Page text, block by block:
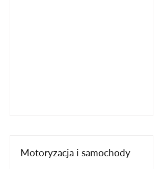
Motoryzacja i samochody